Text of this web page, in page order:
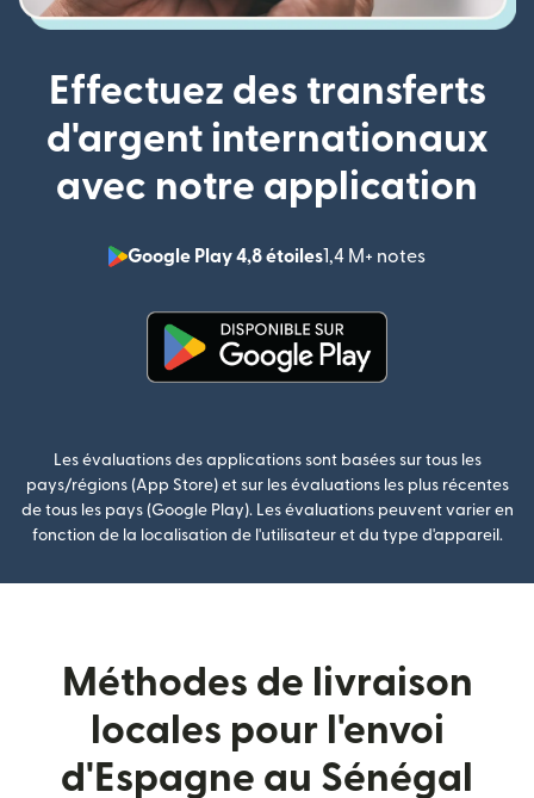
Effectuez des transferts
d'argent internationaux
avec notre application
Google Play 4,8 étoiles1,4 M+ notes
Les évaluations des applications sont basées sur tous les
pays/régions (App Store) et sur les évaluations les plus récentes
de tous les pays (Google Play). Les évaluations peuvent varier en
fonction de la localisation de l'utilisateur et du type d'appareil.
Méthodes de livraison
locales pour l'envoi
d'Espagne au Sénégal